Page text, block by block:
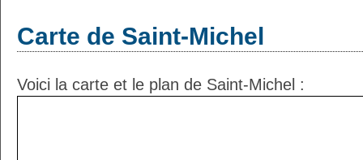
Carte de Saint-Michel
Voici la carte et le plan de Saint-Michel :